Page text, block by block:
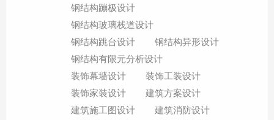
钢结构蹦极设计
钢结构玻璃栈道设计
钢结构跳台设计
钢结构异形设计
钢结构有限元分析设计
装饰幕墙设计
装饰工装设计
装饰家装设计
建筑方案设计
建筑施工图设计
建筑消防设计